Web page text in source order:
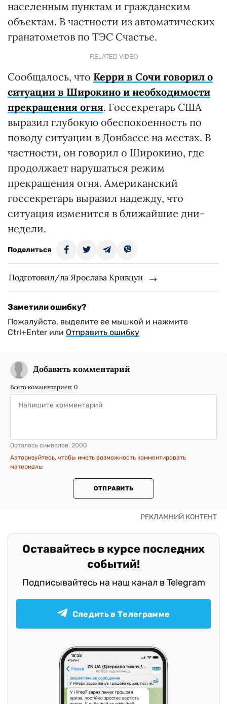
населенным пунктам и гражданским
объектам. В частности из автоматических
гранатометов по ТЭС Счастье.
RELATED VIDEO
Сообщалось, что Керри в Сочи говорил о
ситуации в Широкино и необходимости
прекращения огня. Госсекретарь США
выразил глубокую обеспокоенность по
поводу ситуации в Донбассе на местах. В
частности, он говорил о Широкино, где
продолжает нарушаться режим
прекращения огня. Американский
госсекретарь выразил надежду, что
ситуация изменится в ближайшие дни-
недели.
Поделиться
Подготовил/ла Ярослава Кривцун
Заметили ошибку?
Пожалуйста, выделите ее мышкой и нажмите
Ctrl+Enter или Отправить ошибку
Добавить комментарий
Всего комментариев: 0
Осталось символов: 2000
Авторизуйтесь, чтобы иметь возможность комментировать
материалы
ОТПРАВИТЬ
Оставайтесь в курсе последних
событий!
Подписывайтесь на наш канал в Telegram
Следить в Телеграмме